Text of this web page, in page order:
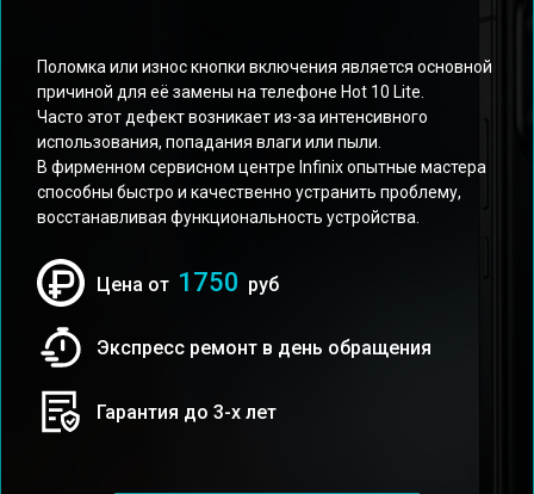
Поломка или износ кнопки включения является основной
причиной для её замены на телефоне Hot 10 Lite.
Часто этот дефект возникает из-за интенсивного
использования, попадания влаги или пыли.
В фирменном сервисном центре Infinix опытные мастера
способны быстро и качественно устранить проблему,
восстанавливая функциональность устройства.
Цена от 1750 руб
Экспресс ремонт в день обращения
Гарантия до 3-х лет